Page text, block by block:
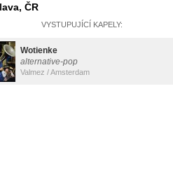
ČR
VYSTUPUJÍCÍ KAPELY:
Wotienke
alternative-pop
Valmez / Amsterdam